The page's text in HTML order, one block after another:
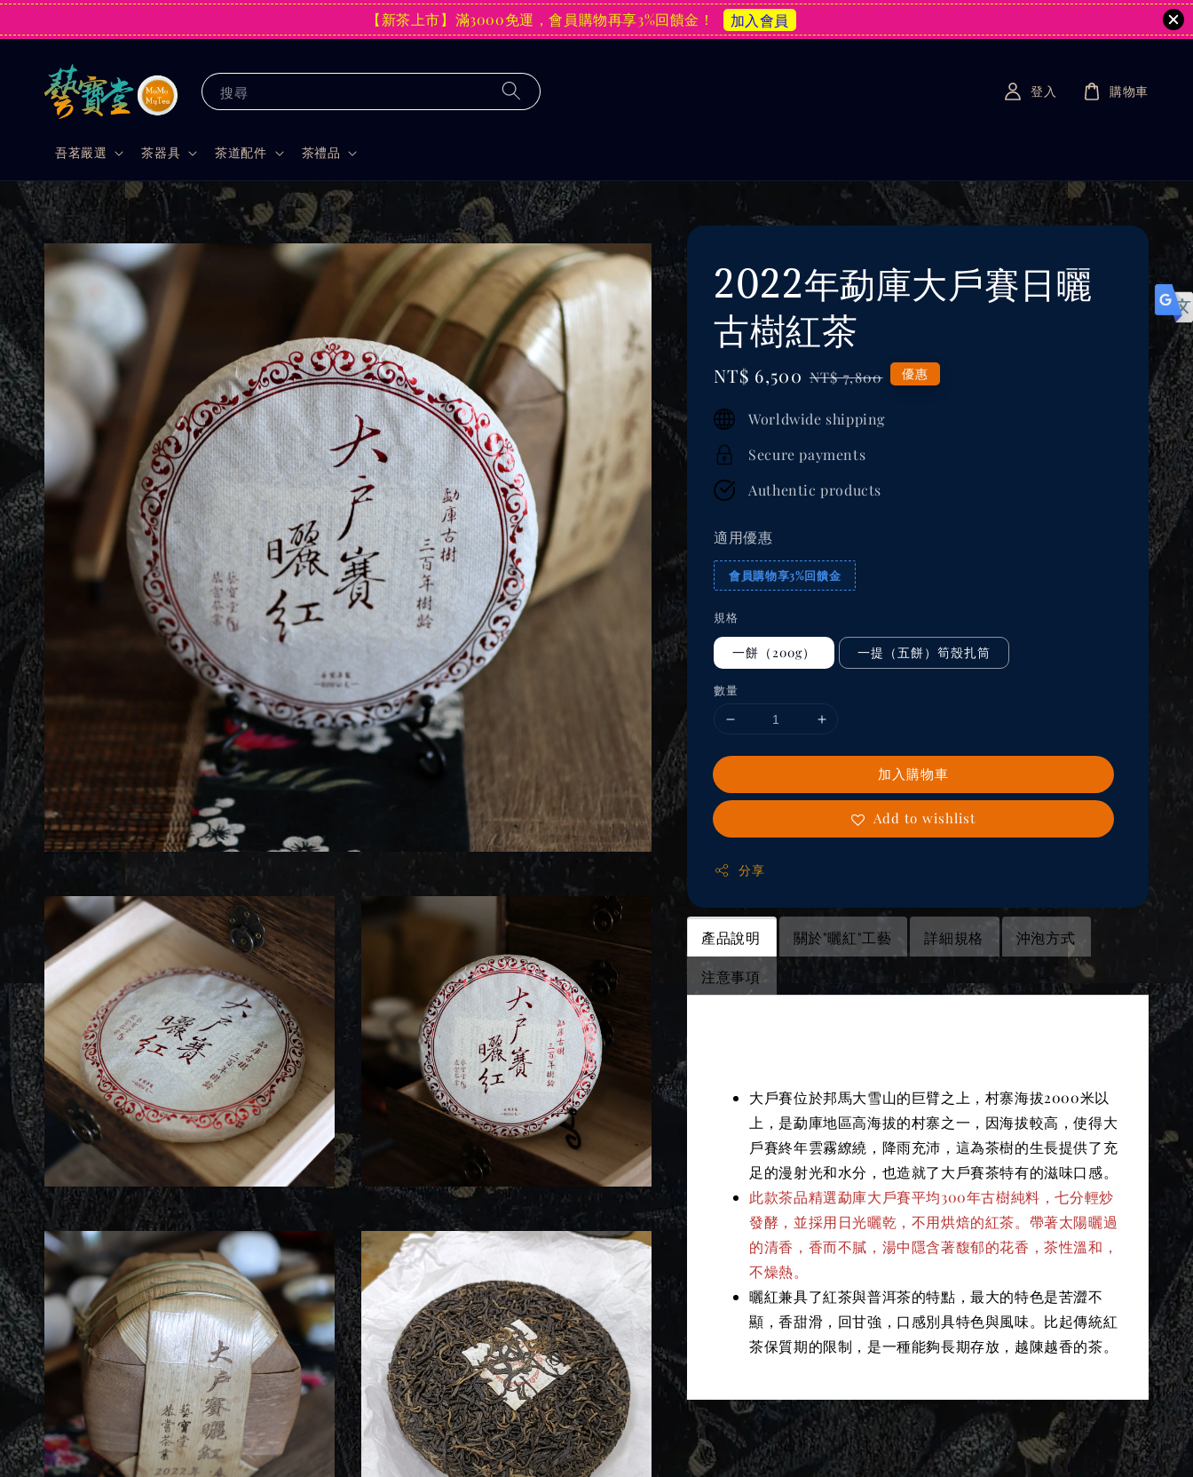
【新茶上市】滿3000免運，會員購物再享3%回饋金！ 加入會員
搜尋
吾茗嚴選 茶器具 茶道配件 茶禮品
登入 購物車
2022年勐庫大戶賽日曬
古樹紅茶
Sale
NT$ 6,500 Regular
NT$ 7,800 優惠
Worldwide shipping
Secure payments
Authentic products
適用優惠
會員購物享3%回饋金
規格
一餅（200g） 一提（五餅）筍殼扎筒
數量
加入購物車
Add to wishlist
分享
產品說明 關於"曬紅"工藝 詳細規格 沖泡方式
注意事項
大戶賽位於邦馬大雪山的巨臂之上，村寨海拔2000米以
上，是勐庫地區高海拔的村寨之一，因海拔較高，使得大
戶賽終年雲霧繚繞，降雨充沛，這為茶樹的生長提供了充
足的漫射光和水分，也造就了大戶賽茶特有的滋味口感。
此款茶品精選勐庫大戶賽平均300年古樹純料，七分輕炒
發酵，並採用日光曬乾，不用烘焙的紅茶。帶著太陽曬過
的清香，香而不膩，湯中隱含著馥郁的花香，茶性溫和，
不燥熱。
曬紅兼具了紅茶與普洱茶的特點，最大的特色是苦澀不
顯，香甜滑，回甘強，口感別具特色與風味。比起傳統紅
茶保質期的限制，是一種能夠長期存放，越陳越香的茶。